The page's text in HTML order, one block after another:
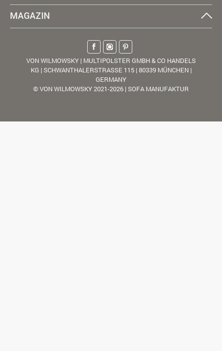
MAGAZIN
VON WILMOWSKY | MULTIPOLSTER GMBH & CO HANDELS
KG | SCHWANTHALERSTRASSE 115 | 80339 MÜNCHEN |
GERMANY
© VON WILMOWSKY 2021-2026 | SOFA MANUFAKTUR